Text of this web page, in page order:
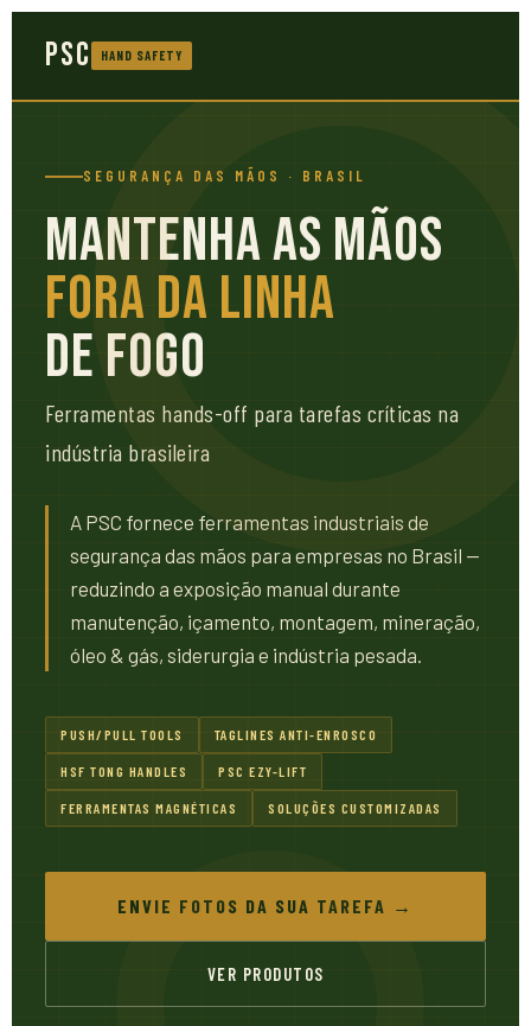
PSC HAND SAFETY
SEGURANÇA DAS MÃOS · BRASIL
Mantenha as Mãos
Fora da Linha
de Fogo
Ferramentas hands-off para tarefas críticas na
indústria brasileira
A PSC fornece ferramentas industriais de
segurança das mãos para empresas no Brasil —
reduzindo a exposição manual durante
manutenção, içamento, montagem, mineração,
óleo & gás, siderurgia e indústria pesada.
PUSH/PULL TOOLS TAGLINES ANTI-ENROSCO
HSF TONG HANDLES PSC EZY-LIFT
FERRAMENTAS MAGNÉTICAS SOLUÇÕES CUSTOMIZADAS
ENVIE FOTOS DA SUA TAREFA →
VER PRODUTOS